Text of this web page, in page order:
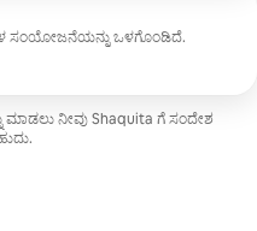
ಸಂಯೋಜನೆಯನ್ನು ಒಳಗೊಂಡಿದೆ.
ನೀವು Shaquita ಗೆ ಸಂದೇಶ